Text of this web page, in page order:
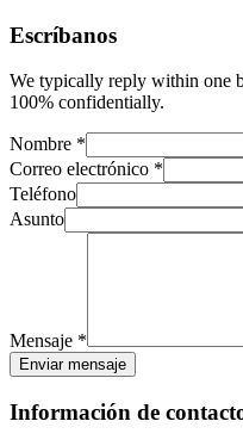
Escríbanos
We typically reply within one
100% confidentially.
Nombre *
Correo electrónico *
Teléfono
Asunto
Mensaje *
Enviar mensaje
Información de